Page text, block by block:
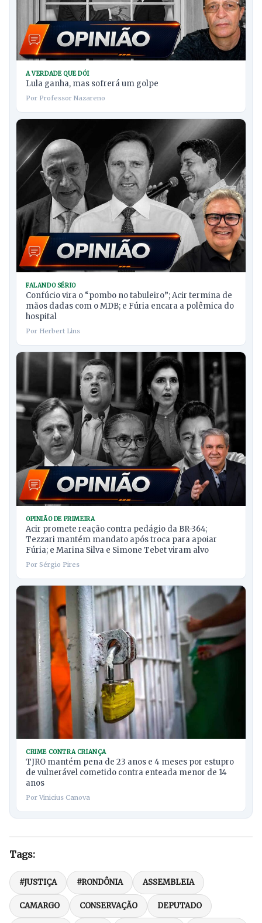
A VERDADE QUE DÓI
Lula ganha, mas sofrerá um golpe
Por Professor Nazareno
FALANDO SÉRIO
Confúcio vira o “pombo no tabuleiro”; Acir termina de
mãos dadas com o MDB; e Fúria encara a polêmica do
hospital
Por Herbert Lins
OPINIÃO DE PRIMEIRA
Acir promete reação contra pedágio da BR-364;
Tezzari mantém mandato após troca para apoiar
Fúria; e Marina Silva e Simone Tebet viram alvo
Por Sérgio Pires
CRIME CONTRA CRIANÇA
TJRO mantém pena de 23 anos e 4 meses por estupro
de vulnerável cometido contra enteada menor de 14
anos
Por Vinicius Canova
Tags:
#JUSTIÇA #RONDÔNIA ASSEMBLEIA
CAMARGO CONSERVAÇÃO DEPUTADO